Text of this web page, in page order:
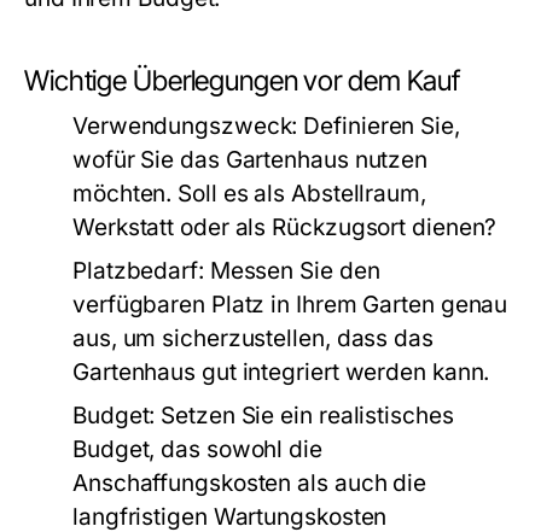
Wichtige Überlegungen vor dem Kauf
Verwendungszweck: Definieren Sie,
wofür Sie das Gartenhaus nutzen
möchten. Soll es als Abstellraum,
Werkstatt oder als Rückzugsort dienen?
Platzbedarf: Messen Sie den
verfügbaren Platz in Ihrem Garten genau
aus, um sicherzustellen, dass das
Gartenhaus gut integriert werden kann.
Budget: Setzen Sie ein realistisches
Budget, das sowohl die
Anschaffungskosten als auch die
langfristigen Wartungskosten